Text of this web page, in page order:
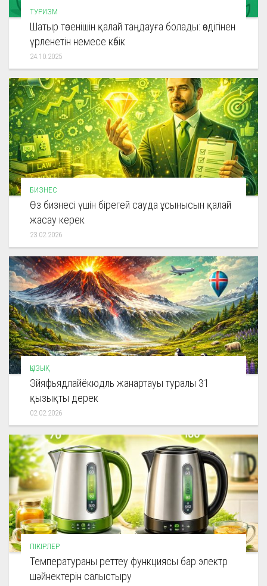
ТУРИЗМ
Шатыр төсенішін қалай таңдауға болады: өздігінен
үрленетін немесе көбік
24.10.2025
БИЗНЕС
Өз бизнесі үшін бірегей сауда ұсынысын қалай
жасау керек
23.02.2026
ҚЫЗЫҚ
Эйяфьядлайёкюдль жанартауы туралы 31
қызықты дерек
02.02.2026
ПІКІРЛЕР
Температураны реттеу функциясы бар электр
шәйнектерін салыстыру